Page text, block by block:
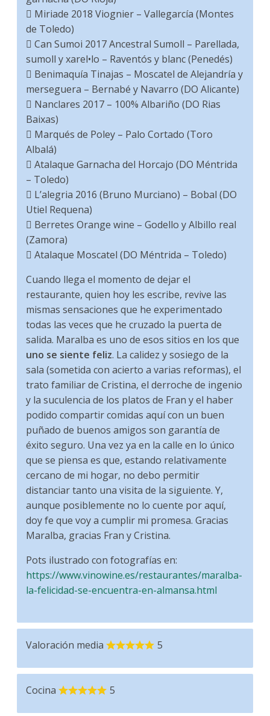
 Miriade 2018 Viognier – Vallegarcía (Montes
de Toledo)
 Can Sumoi 2017 Ancestral Sumoll – Parellada,
sumoll y xarel•lo – Raventós y blanc (Penedés)
 Benimaquía Tinajas – Moscatel de Alejandría y
merseguera – Bernabé y Navarro (DO Alicante)
 Nanclares 2017 – 100% Albariño (DO Rias
Baixas)
 Marqués de Poley – Palo Cortado (Toro
Albalá)
 Atalaque Garnacha del Horcajo (DO Méntrida
– Toledo)
 L’alegria 2016 (Bruno Murciano) – Bobal (DO
Utiel Requena)
 Berretes Orange wine – Godello y Albillo real
(Zamora)
 Atalaque Moscatel (DO Méntrida – Toledo)
Cuando llega el momento de dejar el
restaurante, quien hoy les escribe, revive las
mismas sensaciones que he experimentado
todas las veces que he cruzado la puerta de
salida. Maralba es uno de esos sitios en los que
uno se siente feliz. La calidez y sosiego de la
sala (sometida con acierto a varias reformas), el
trato familiar de Cristina, el derroche de ingenio
y la suculencia de los platos de Fran y el haber
podido compartir comidas aquí con un buen
puñado de buenos amigos son garantía de
éxito seguro. Una vez ya en la calle en lo único
que se piensa es que, estando relativamente
cercano de mi hogar, no debo permitir
distanciar tanto una visita de la siguiente. Y,
aunque posiblemente no lo cuente por aquí,
doy fe que voy a cumplir mi promesa. Gracias
Maralba, gracias Fran y Cristina.
Pots ilustrado con fotografías en:
https://www.vinowine.es/restaurantes/maralba-
la-felicidad-se-encuentra-en-almansa.html
Valoración media 5
Cocina 5